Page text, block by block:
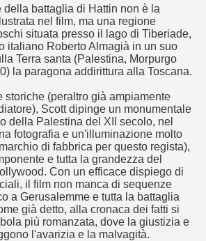
della battaglia di Hattin non è la
nel film, ma una regione
situata presso il lago di Tiberiade,
italiano Roberto Almagià in un suo
Terra santa (Palestina, Morpurgo
la paragona addirittura alla Toscana.
storiche (peraltro già ampiamente
Scott dipinge un monumentale
della Palestina del XII secolo, nel
fotografia e un'illuminazione molto
di fabbrica per questo regista),
e tutta la grandezza del
Con un efficace dispiego di
il film non manca di sequenze
a Gerusalemme e tutta la battaglia
già detto, alla cronaca dei fatti si
più romanzata, dove la giustizia e
l'avarizia e la malvagità.
nel mese di Settembre 2013.
nel mese di Dicembre 2013.